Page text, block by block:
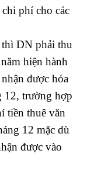
phí cho các
DN phải thu
hiện hành
được hóa
12, trường hợp
tiền thuê văn
12 mặc dù
được vào